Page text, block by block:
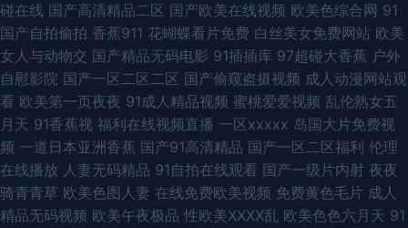
国产精品天天躁 黄网站大全免费 色香焦尹人网 午夜天堂色视频 超碰日本成
人 久久国产精品三区 91很很爱 草莓视频最新章节 国产精品良家 久草作爱 欧
色色爱爱五月 福利导航久久 六月天色色网站 亚洲日韩资源 91免费网站 美女
碰在线 国产高清精品二区 国产欧美在线视频 欧美色综合网 91
国产自拍偷拍 香蕉911 花蝴蝶看片免费 白丝美女免费网站 欧美
女人与动物交 国产精品无码电影 91插插库 97超碰大香蕉 户外
自慰影院 国产一区二区二区 国产偷窥盗摄视频 成人动漫网站观
看 欧美第一页夜夜 91成人精品视频 蜜桃爱爱视频 乱伦熟女五
月天 91香蕉视 福利在线视频直播 一区xxxxx 岛国大片免费视
频 一道日本亚洲香蕉 国产91高清精品 国产一区二区福利 伦理
在线播放 人妻无码精品 91自拍在线观看 国产一级片内射 夜夜
骑青青草 欧美色图人妻 在线免费欧美视频 免费黄色毛片 成人
精品无码视频 欧美午夜极品 性欧美ⅩⅩⅩⅩ乱 欧美色色六月天 91